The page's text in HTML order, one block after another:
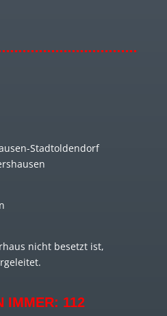
Stadtoldendorf
nicht besetzt ist,
IMMER: 112